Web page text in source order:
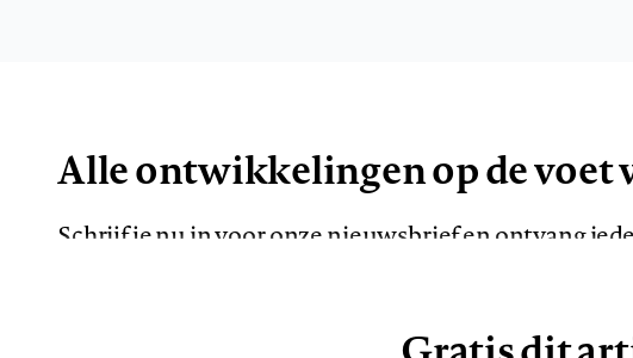
Alle ontwikkelingen op de voet
Schrijf je nu in voor onze nieuwsbrief en ontvang